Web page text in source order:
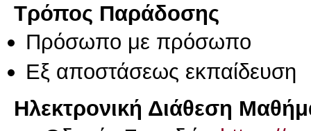
Τρόπος Παράδοσης
Πρόσωπο με πρόσωπο
Eξ απoστάσεως εκπαίδευση
Ηλεκτρονική Διάθεση